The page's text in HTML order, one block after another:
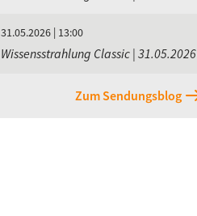
31.05.2026 | 13:00
Wissensstrahlung Classic | 31.05.2026
Zum Sendungsblog